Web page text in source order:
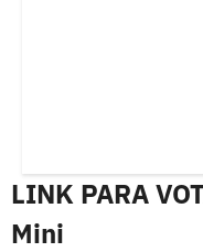
LINK PARA
Mini